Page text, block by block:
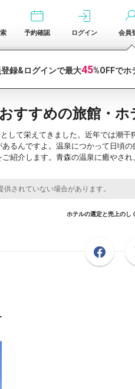
予約確認 ログイン 会員
すすめの旅館・ホ
して栄えてきました。近年では潮干
るんですよ。温泉につかって日頃
紹介します。青森の温泉に癒やされ
ホテルの選定と売上のし